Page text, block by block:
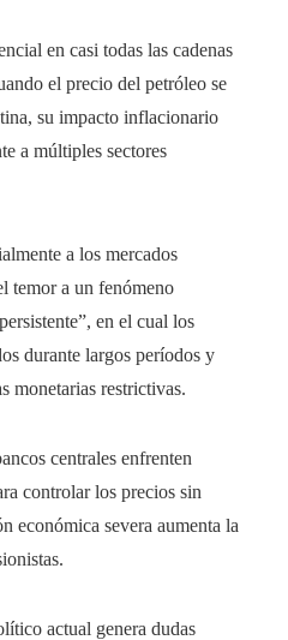
en casi todas las cadenas
el precio del petróleo se
su impacto inflacionario
a múltiples sectores
a los mercados
temor a un fenómeno
en el cual los
durante largos períodos y
monetarias restrictivas.
centrales enfrenten
controlar los precios sin
económica severa aumenta la
actual genera dudas